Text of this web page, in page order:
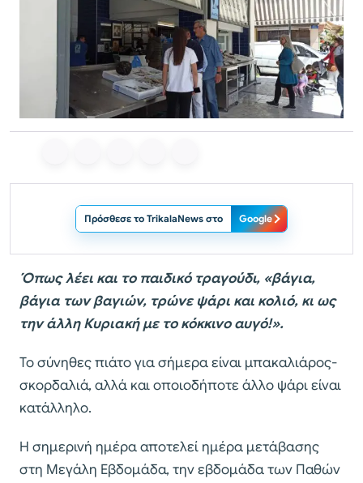
Πρόσθεσε το TrikalaNews στο Google
Όπως λέει και το παιδικό τραγούδι, «βάγια,
βάγια των βαγιών, τρώνε ψάρι και κολιό, κι ως
την άλλη Κυριακή με το κόκκινο αυγό!».
Το σύνηθες πιάτο για σήμερα είναι μπακαλιάρος-
σκορδαλιά, αλλά και οποιοδήποτε άλλο ψάρι είναι
κατάλληλο.
Η σημερινή ημέρα αποτελεί ημέρα μετάβασης
στη Μεγάλη Εβδομάδα, την εβδομάδα των Παθών